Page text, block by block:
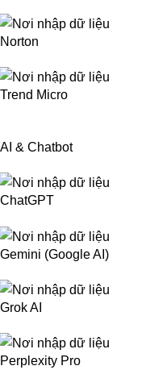
Norton
Trend Micro
AI & Chatbot
ChatGPT
Gemini (Google AI)
Grok AI
Perplexity Pro